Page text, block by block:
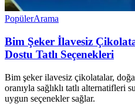
PopülerArama
Bim Şeker İlavesiz
Dostu Tatlı Seçenekleri
Bim şeker ilavesiz çikolatalar,
oranıyla sağlıklı tatlı alternatifleri
uygun seçenekler sağlar.